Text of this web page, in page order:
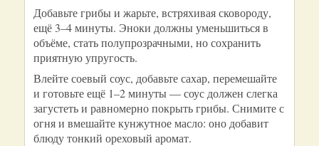
Добавьте грибы и жарьте, встряхивая сковороду,
ещё 3–4 минуты. Эноки должны уменьшиться в
объёме, стать полупрозрачными, но сохранить
приятную упругость.
Влейте соевый соус, добавьте сахар, перемешайте
и готовьте ещё 1–2 минуты — соус должен слегка
загустеть и равномерно покрыть грибы. Снимите с
огня и вмешайте кунжутное масло: оно добавит
блюду тонкий ореховый аромат.